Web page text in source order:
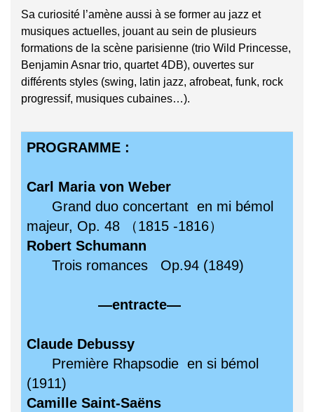
Sa curiosité l’amène aussi à se former au jazz et
musiques actuelles, jouant au sein de plusieurs
formations de la scène parisienne (trio Wild Princesse,
Benjamin Asnar trio, quartet 4DB), ouvertes sur
différents styles (swing, latin jazz, afrobeat, funk, rock
progressif, musiques cubaines…).
PROGRAMME :
Carl Maria von Weber
Grand duo concertant en mi bémol
majeur, Op. 48 （1815 -1816）
Robert Schumann
Trois romances Op.94 (1849)
―entracte―
Claude Debussy
Première Rhapsodie en si bémol
(1911)
Camille Saint-Saëns